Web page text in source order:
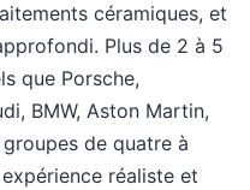
céramiques, et
Plus de 2 à 5
que Porsche,
BMW, Aston Martin,
de quatre à
réaliste et